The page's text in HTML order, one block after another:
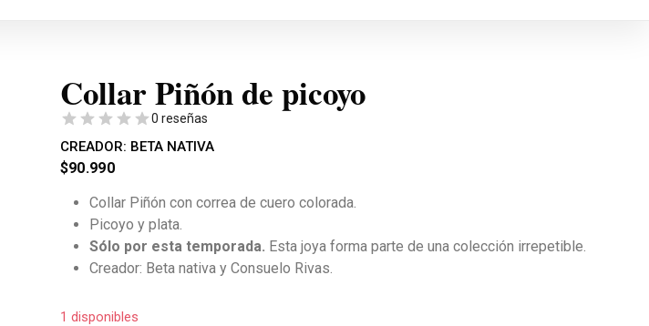
Collar Piñón de picoyo
0 reseñas
CREADOR: BETA NATIVA
$90.990
Collar Piñón con correa de cuero colorada.
Picoyo y plata.
Sólo por esta temporada. Esta joya forma parte de una colección irrepetible.
Creador: Beta nativa y Consuelo Rivas.
1 disponibles